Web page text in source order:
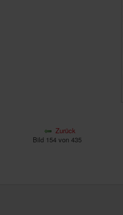
Zurück
Bild 154 von 435